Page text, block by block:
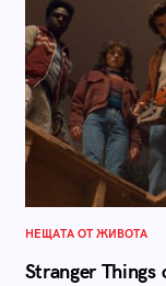
НЕЩАТА ОТ ЖИВОТА
Stranger